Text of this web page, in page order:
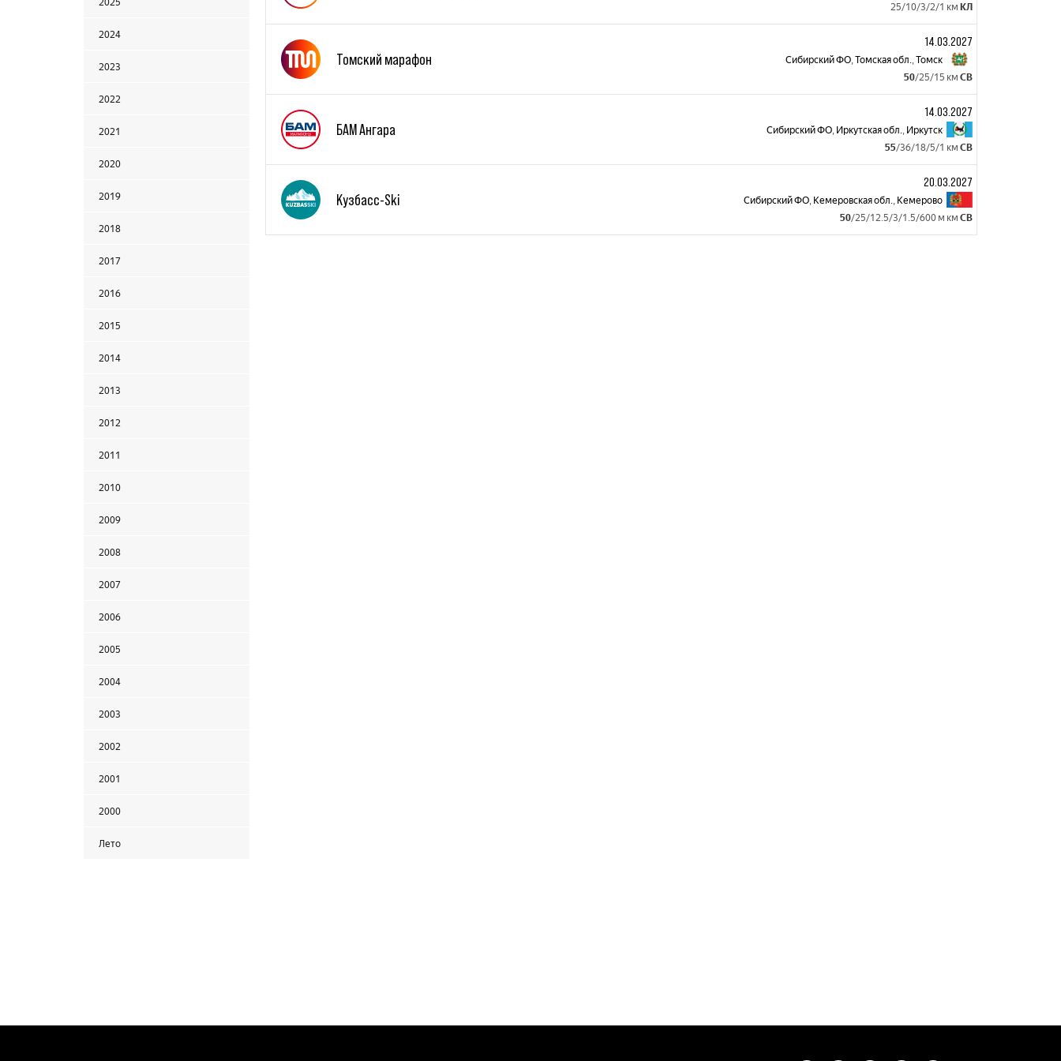
2025
2024
2023
2022
2021
2020
2019
2018
2017
2016
2015
2014
2013
2012
2011
2010
2009
2008
2007
2006
2005
2004
2003
2002
2001
2000
Лето
25/10/3/2/1 км КЛ
Томский марафон
14.03.2027
Сибирский ФО,Томская обл.,Томск
50/25/15 км СВ
БАМ Ангара
14.03.2027
Сибирский ФО, Иркутская обл., Иркутск
55/36/18/5/1 км СВ
Кузбасс-Ski
20.03.2027
Сибирский ФО, Кемеровская обл., Кемерово
50/25/12.5/3/1.5/600 м км СВ